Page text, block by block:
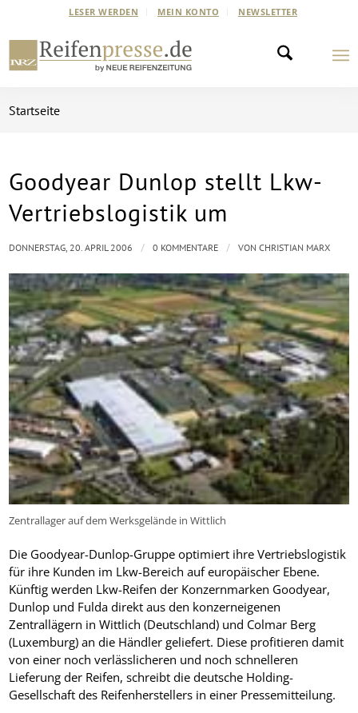
LESER WERDEN MEIN KONTO NEWSLETTER
Startseite
Goodyear Dunlop stellt Lkw-
Vertriebslogistik um
Zentrallager auf dem Werksgelände in Wittlich
Die Goodyear-Dunlop-Gruppe optimiert ihre Vertriebslogistik
für ihre Kunden im Lkw-Bereich auf europäischer Ebene.
Künftig werden Lkw-Reifen der Konzernmarken Goodyear,
Dunlop und Fulda direkt aus den konzerneigenen
Zentrallägern in Wittlich (Deutschland) und Colmar Berg
(Luxemburg) an die Händler geliefert. Diese profitieren damit
von einer noch verlässlicheren und noch schnelleren
Lieferung der Reifen, schreibt die deutsche Holding-
Gesellschaft des Reifenherstellers in einer Pressemitteilung.
DONNERSTAG, 20. APRIL 2006 / 0 KOMMENTARE / VONCHRISTIAN MARX